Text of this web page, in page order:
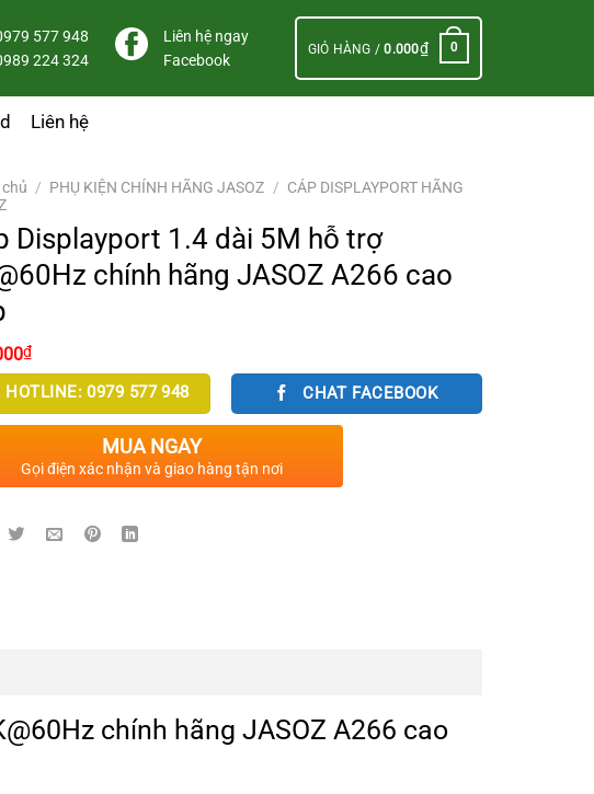
577 948
224 324
Liên hệ ngay
Facebook
GIỎ HÀNG /0.000₫ 0
Liên hệ
/ PHỤ KIỆN CHÍNH HÃNG JASOZ / CÁP DISPLAYPORT HÃNG
Displayport 1.4 dài 5M hỗ trợ
chính hãng JASOZ A266 cao
₫Giá
hiện
tại
là:
450.000₫.
HOTLINE: 0979 577 948 CHAT FACEBOOK
MUA NGAY
Gọi điện xác nhận và giao hàng tận nơi
chính hãng JASOZ A266 cao